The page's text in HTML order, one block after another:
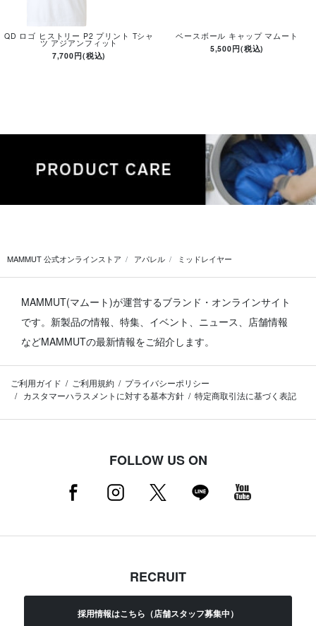
QD ロゴ ヒストリー P2 プリント Tシャ
ツ アジアンフィット
7,700円(税込)
ベースボール キャップ マムート
5,500円(税込)
MAMMUT 公式オンラインストア アパレル ミッドレイヤー
MAMMUT(マムート)が運営するブランド・オンラインサイト
です。 新製品の情報、特集、イベント、ニュース、店舗情報
などMAMMUTの最新情報をご紹介します。
ご利用ガイド ご利用規約
プライバシーポリシー
カスタマーハラスメントに対する基本方針
特定商取引法に基づく表記
FOLLOW US ON
RECRUIT
採用情報はこちら（店舗スタッフ募集中）